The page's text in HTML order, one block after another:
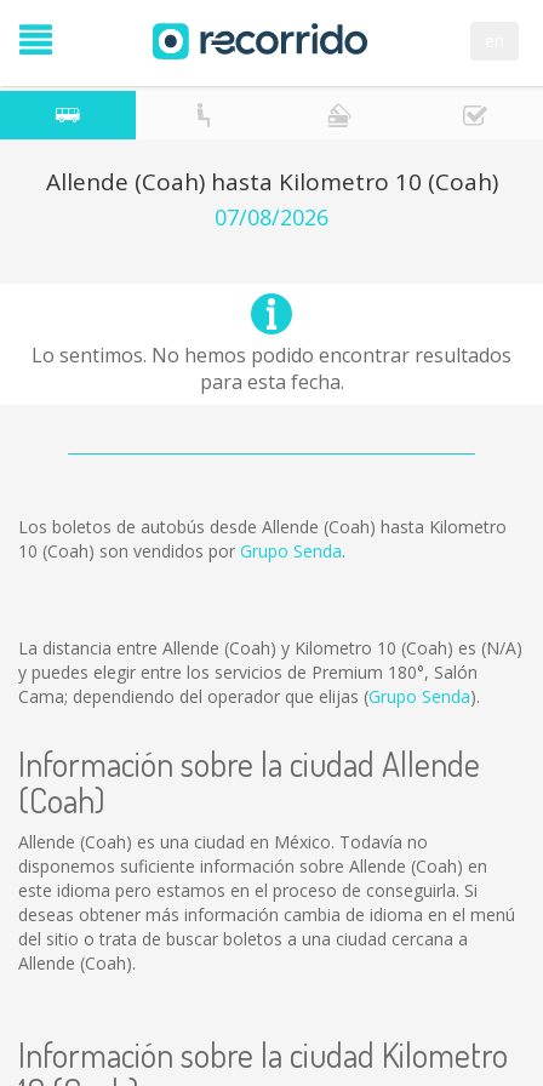
Allende (Coah) hasta Kilometro 10 (Coah)
07/08/2026
Lo sentimos. No hemos podido encontrar resultados
para esta fecha.
Los boletos de autobús desde Allende (Coah) hasta Kilometro
10 (Coah) son vendidos por Grupo Senda.
La distancia entre Allende (Coah) y Kilometro 10 (Coah) es (N/A)
y puedes elegir entre los servicios de Premium 180°, Salón
Cama; dependiendo del operador que elijas (Grupo Senda).
Información sobre la ciudad Allende
(Coah)
Allende (Coah) es una ciudad en México. Todavía no
disponemos suficiente información sobre Allende (Coah) en
este idioma pero estamos en el proceso de conseguirla. Si
deseas obtener más información cambia de idioma en el menú
del sitio o trata de buscar boletos a una ciudad cercana a
Allende (Coah).
Información sobre la ciudad Kilometro